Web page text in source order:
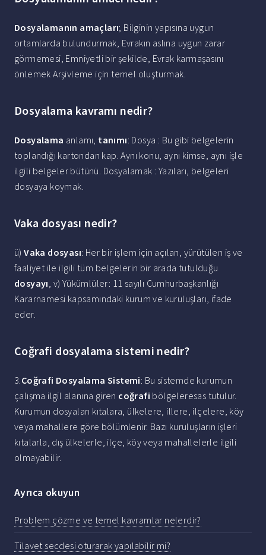
Dosyalamanın amaçları; Bilginin yapısına uygun
ortamlarda bulundurmak, Evrakın aslına uygun zarar
görmemesi, Emniyetli bir şekilde, Evrak karmaşasını
önlemek Arşivleme için temel oluşturmak.
Dosyalama kavramı nedir?
Dosyalama anlamı, tanımı: Dosya : Bu gibi belgelerin
toplandığı kartondan kap. Aynı konu, aynı kimse, aynı işle
ilgili belgeler bütünü. Dosyalamak : Yazıları, belgeleri
dosyaya koymak.
Vaka dosyası nedir?
ü)Vaka dosyası: Her bir işlem için açılan, yürütülen iş ve
faaliyet ile ilgili tüm belgelerin bir arada tutulduğu
dosyayı, v) Yükümlüler: 11 sayılı Cumhurbaşkanlığı
Kararnamesi kapsamındaki kurum ve kuruluşları, ifade
eder.
Coğrafi dosyalama sistemi nedir?
3.Coğrafi Dosyalama Sistemi: Bu sistemde kurumun
çalışma ilgil alanına giren coğrafi bölgeleresas tutulur.
Kurumun dosyaları kıtalara, ülkelere, illere, ilçelere, köy
veya mahallere göre bölümlenir. Bazı kuruluşların işleri
kıtalarla, dış ülkelerle, ilçe, köy veya mahallelerle ilgili
olmayabilir.
Ayrıca okuyun
Problem çözme ve temel kavramlar nelerdir?
Tilavet secdesi oturarak yapılabilir mi?